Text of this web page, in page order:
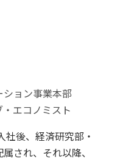
ョン事業本部
エコノミスト
後、経済研究部・
され、それ以降、